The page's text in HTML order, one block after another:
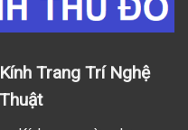
Kính Trang Trí Nghệ
Thuật